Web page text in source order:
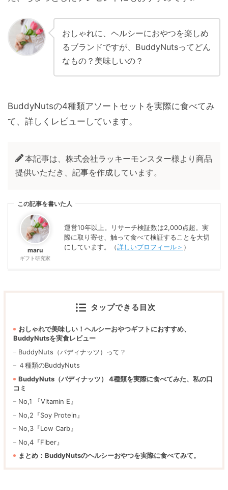
おしゃれに、ヘルシーにおやつを楽しめ
るブランドですが、BuddyNutsってどん
なもの？美味しいの？
BuddyNutsの4種類アソートセットを実際に食べてみ
て、詳しくレビューしています。
本記事は、株式会社ラッキーモンスター様より商品
提供いただき、記事を作成しています。
この記事を書いた人
maru
ギフト研究家
運営10年以上。リサーチ検証数は2,000点超。実
際に取り寄せ、触って食べて検証することを大切
にしています。（詳しいプロフィール＞ ）
タップできる目次
おしゃれで美味しい！ヘルシーおやつギフトにおすすめ、
BuddyNutsを実食レビュー
BuddyNuts（バディナッツ）って？
４種類のBuddyNuts
BuddyNuts（バディナッツ） 4種類を実際に食べてみた、私の口
コミ
No,1 『Vitamin E』
No,2『Soy Protein』
No,3『Low Carb』
No,4『Fiber』
まとめ：BuddyNutsのヘルシーおやつを実際に食べてみて。